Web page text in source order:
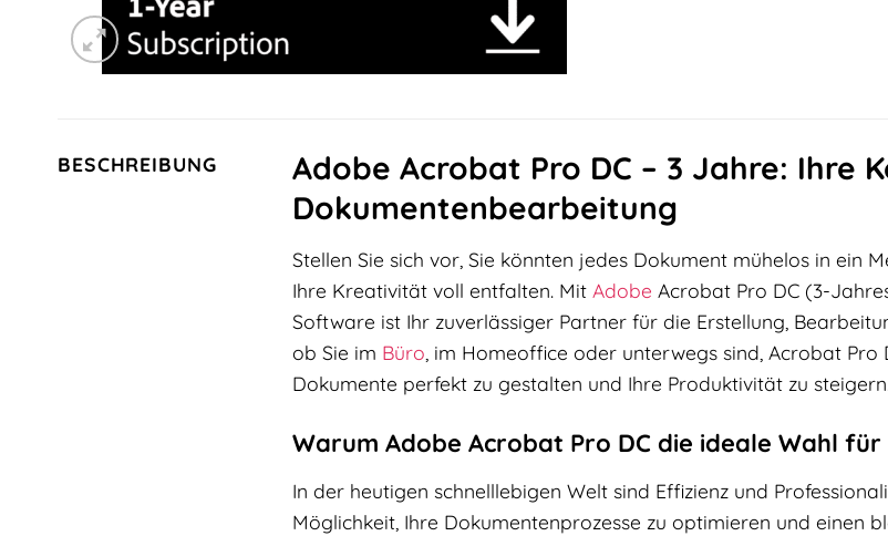
BESCHREIBUNG
Adobe Acrobat Pro DC – 3 Jahre:
Dokumentenbearbeitung
Stellen Sie sich vor, Sie könnten jedes Dokument mühelos in ein
Ihre Kreativität voll entfalten. Mit Adobe Acrobat Pro DC (3-
Software ist Ihr zuverlässiger Partner für die Erstellung,
ob Sie im Büro, im Homeoffice oder unterwegs sind, Acrobat Pro
Dokumente perfekt zu gestalten und Ihre Produktivität zu
Warum Adobe Acrobat Pro DC die ideale Wahl für
In der heutigen schnelllebigen Welt sind Effizienz und
Möglichkeit, Ihre Dokumentenprozesse zu optimieren und einen